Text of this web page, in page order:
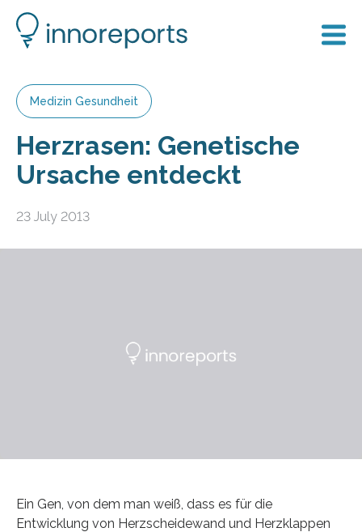
Medizin Gesundheit
Herzrasen: Genetische
Ursache entdeckt
23 July 2013
Ein Gen, von dem man weiß, dass es für die
Entwicklung von Herzscheidewand und Herzklappen